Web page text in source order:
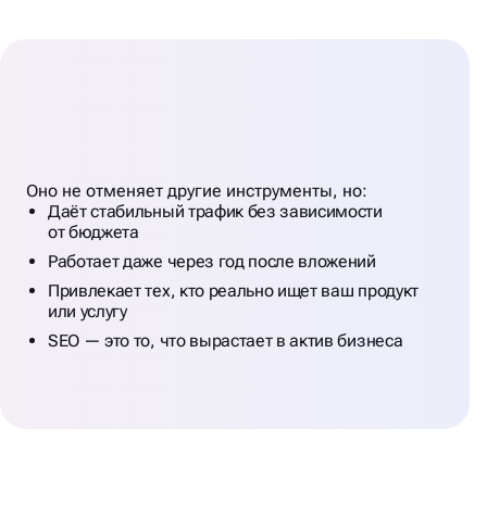
ДЛЯ БИЗНЕСА
Оно не отменяет другие инструменты, но:
Даёт стабильный трафик без зависимости
от бюджета
Работает даже через год после вложений
Привлекает тех, кто реально ищет ваш продукт
или услугу
SEO — это то, что вырастает в актив бизнеса